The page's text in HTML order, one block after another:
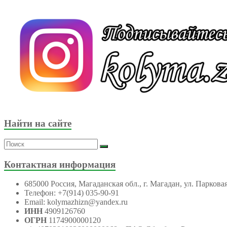
Найти на сайте
Контактная информация
685000 Россия, Магаданская обл., г. Магадан, ул.
Телефон: +7(914) 035-90-91
Email: kolymazhizn@yandex.ru
ИНН 4909126760
ОГРН 1174900000120